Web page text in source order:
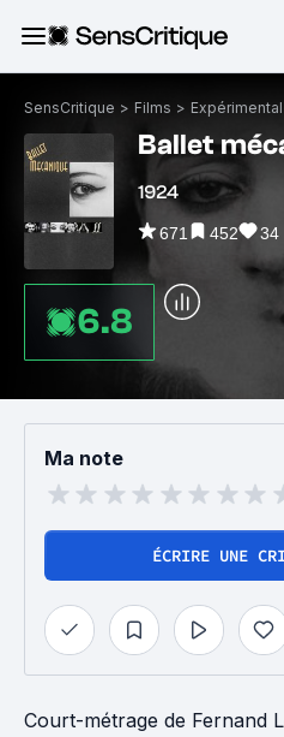
SensCritique > Films > Expérimental
Ballet
1924
671 452 34
6.8
Ma note
ÉCRIRE UNE
Court-métrage de Fernand